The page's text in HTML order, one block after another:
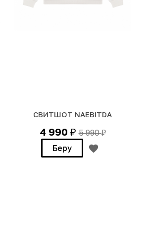
СВИТШОТ NAEBITDA
4 990 ₽ 5 990₽
Беру